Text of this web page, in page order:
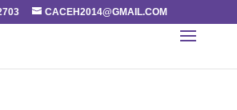
CACEH2014@GMAIL.COM